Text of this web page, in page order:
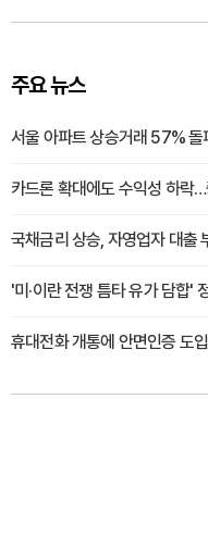
주요 뉴스
서울 아파트 상승거래 57%
카드론 확대에도 수익성 하락
국채금리 상승, 자영업자 대출
'미·이란 전쟁 틈타 유가 담합'
휴대전화 개통에 안면인증 도